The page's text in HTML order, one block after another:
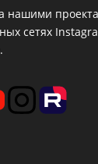
нашими
сетях